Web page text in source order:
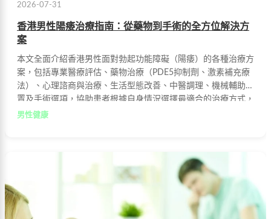
2026-07-31
香港男性陽痿治療指南：從藥物到手術的全方位解決方
案
本文全面介紹香港男性面對勃起功能障礙（陽痿）的各種治療方
案，包括專業醫療評估、藥物治療（PDE5抑制劑、激素補充療
法）、心理諮商與治療、生活型態改善、中醫調理、機械輔助裝
置及手術選項，協助患者根據自身情況選擇最適合的治療方式，
重獲自信與健康。
男性健康